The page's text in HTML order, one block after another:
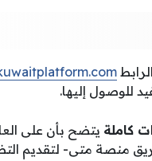
للوصول إليها.
كاملة يتضح بأن على
منصة متى- لتقديم